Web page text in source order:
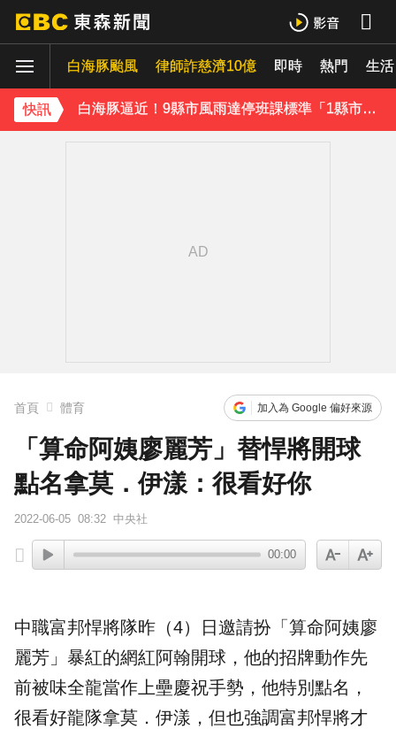
白海豚颱風 律師詐慈濟10億 即時 熱門 生活
快訊
澎湖13孩沒人顧！擠10坪屋「小孩顧小孩」 母離家帶走補助金
白海豚逼近！9縣市風雨達停班課標準「1縣市宣布了」
首頁 體育 加入為 Google 偏好來源
「算命阿姨廖麗芳」替悍將開球
點名拿莫．伊漾：很看好你
2022-06-05 08:32 中央社
00:00
中職富邦悍將隊昨（4）日邀請扮「算命阿姨廖
麗芳」暴紅的網紅阿翰開球 ，他的招牌動作先
前被味全龍當作上壘慶祝手勢，他特別 點名 ，
很看好龍隊拿莫．伊漾 ，但也強調富邦悍將才